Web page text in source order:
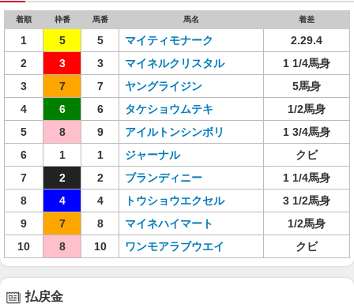
着順 枠番 馬番 馬名 着差
1 5 5 マイティモナーク
2.29.4
2
3 3 マイネルクリスタル
1 1/4馬身
3
7 7 ヤングライジン
5馬身
4
6 6 タケショウムテキ
1/2馬身
5
8 9 アイルトンシンボリ
1 3/4馬身
6
1 1 ジャーナル
クビ
7
2 2 ブランディニー
1 1/4馬身
8
4 4 トウショウエクセル
3 1/2馬身
9
7 8 マイネハイマート
1/2馬身
10
8 10 ワンモアラブウエイ クビ
払戻金